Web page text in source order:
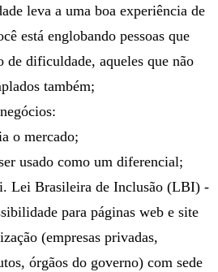
leva a uma boa experiência de
está englobando pessoas que
de dificuldade, aqueles que não
também;
o mercado;
usado como um diferencial;
Lei Brasileira de Inclusão (LBI) -
para páginas web e site
(empresas privadas,
órgãos do governo) com sede